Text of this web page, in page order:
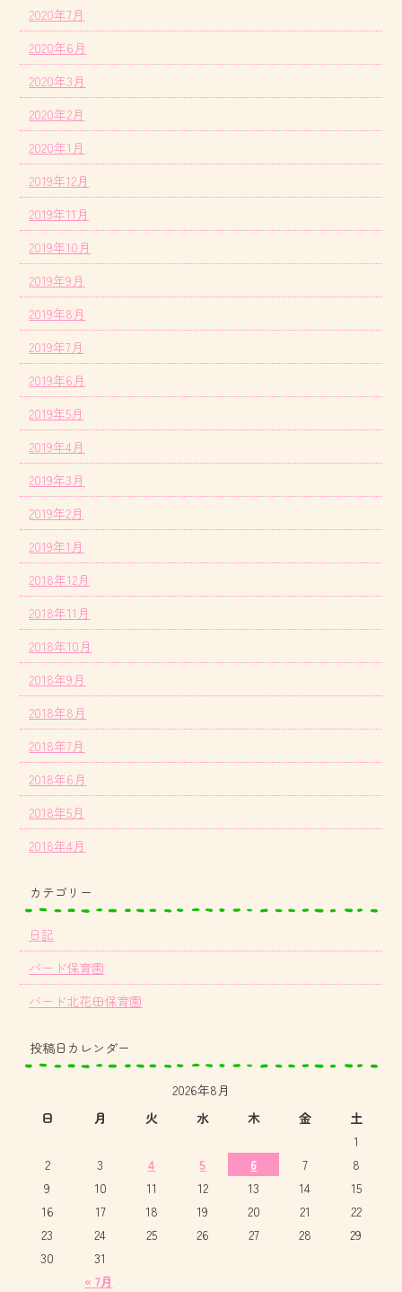
2020年7月
2020年6月
2020年3月
2020年2月
2020年1月
2019年12月
2019年11月
2019年10月
2019年9月
2019年8月
2019年7月
2019年6月
2019年5月
2019年4月
2019年3月
2019年2月
2019年1月
2018年12月
2018年11月
2018年10月
2018年9月
2018年8月
2018年7月
2018年6月
2018年5月
2018年4月
カテゴリー
日記
バード保育園
バード北花田保育園
投稿日カレンダー
2026年8月
日
月 火 水 木 金 土
« 7月
1
2
3 4 5 6 7
8
9
10 11 12 13 14
15
16
17 18 19 20 21
22
23
24 25 26 27 28
29
30
31